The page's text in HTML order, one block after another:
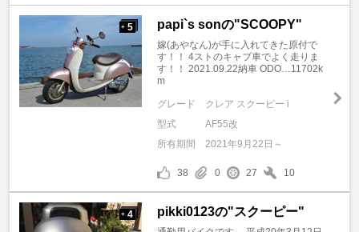
+ 5 papi`s sonの"SCOOPY"
嫁(あやなん)が手に入れてきた原付で
す！！ 4ストのキャブ車でよく走りま
す！！ 2021.09.22納車 ODO…11702k
m
グレード
クレア スクーピー i
型式
AF55改
所有期間
2021年9月22日～
38 0 27 10
+ 4 pikki0123の"スクーピー"